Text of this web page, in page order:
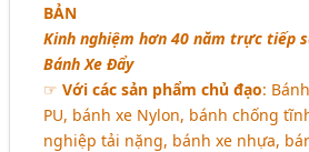
BẢN
Kinh nghiệm hơn 40 năm trực tiếp
Bánh Xe Đẩy
☞Với các sản phẩm chủ đạo:
PU, bánh xe Nylon, bánh chống
nghiệp tải nặng, bánh xe nhựa,